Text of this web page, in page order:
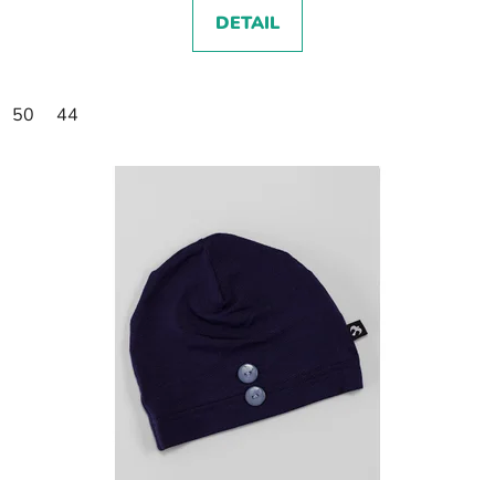
DETAIL
50 44